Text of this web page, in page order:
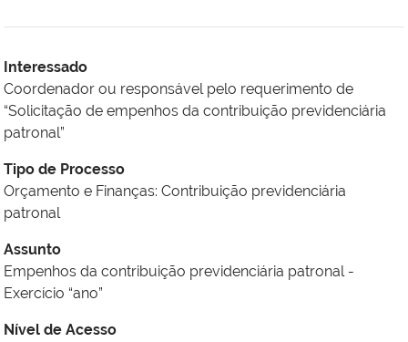
Interessado
Coordenador ou responsável pelo requerimento de
“Solicitação de empenhos da contribuição previdenciária
patronal”
Tipo de Processo
Orçamento e Finanças: Contribuição previdenciária
patronal
Assunto
Empenhos da contribuição previdenciária patronal -
Exercício “ano”
Nível de Acesso